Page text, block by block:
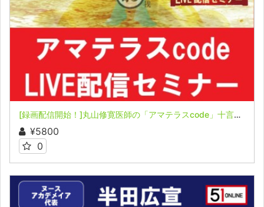
[録画配信開始！]丸山修寛医師の「アマテラスcode」十言神呪と立体カバラ～LIVE配信セミナー＆第68回カタカムナ道場
¥5800
0